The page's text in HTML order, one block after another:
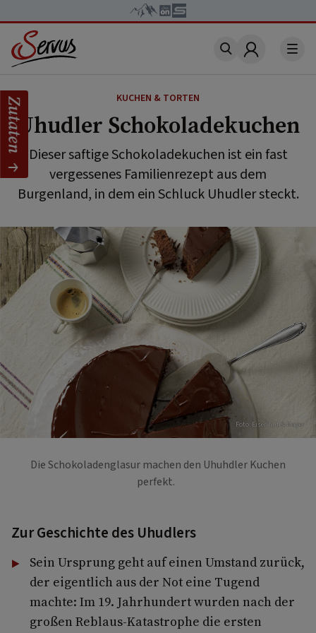
Account
KUCHEN & TORTEN
Uhudler Schokoladekuchen
Dieser saftige Schokoladekuchen ist ein fast
vergessenes Familienrezept aus dem
Burgenland, in dem ein Schluck Uhudler steckt.
Foto: Eisenhut & Mayer
Die Schokoladenglasur machen den Uhuhdler Kuchen
perfekt.
Zur Geschichte des Uhudlers
Sein Ursprung geht auf einen Umstand zurück,
der eigentlich aus der Not eine Tugend
machte: Im 19. Jahrhundert wurden nach der
großen Reblaus-Katastrophe die ersten
Zutaten